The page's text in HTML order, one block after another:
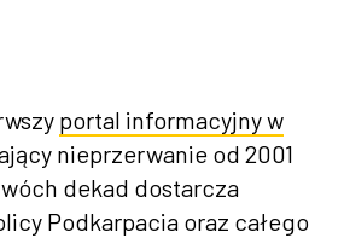
portal informacyjny w
nieprzerwanie od 2001
óch dekad dostarcza
Podkarpacia oraz całego